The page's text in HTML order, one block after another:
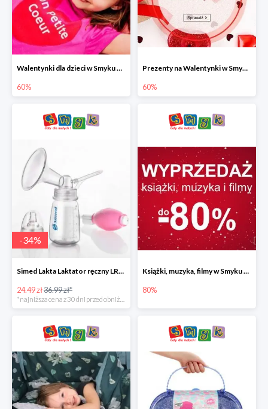
Walentynki dla dzieci w Smyku do -60%
60%
Prezenty na Walentynki w Smyku do -60%
60%
-34%
Simed Lakta Laktator ręczny LR-8 -34%
24.49 zł36.99 zł*
*najniższa cena z 30 dni przed obniżką
Książki, muzyka, filmy w Smyku do -80%
80%